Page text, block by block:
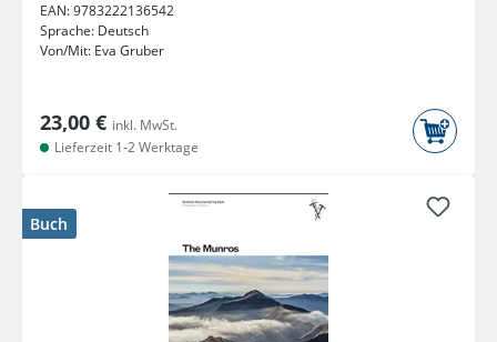
EAN:9783222136542
Sprache: Deutsch
Von/Mit: Eva Gruber
23,00 € inkl. MwSt.
Lieferzeit 1-2 Werktage
Buch